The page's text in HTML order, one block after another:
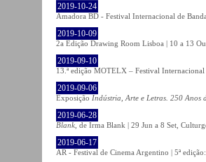
2019-10-24
Amadora BD - Festival Internacional de
2019-10-09
2a Edição Drawing Room Lisboa | 10 a 13
2019-09-10
13.ª edição MOTELX – Festival
2019-09-06
Exposição Indústria, Arte e Letras. 250 Anos
2019-06-28
Blank , de Irma Blank | 29 Jun a 8 Set,
2019-06-17
AR - Festival de Cinema Argentino | 5ª